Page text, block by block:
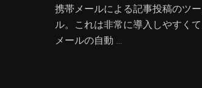
携帯メールによる記事投稿のツ
ル。これは非常に導入しやすく
メールの自動 …